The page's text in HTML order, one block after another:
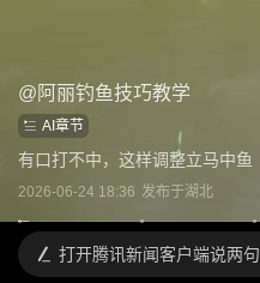
@ 阿丽钓鱼技巧教学
AI章节
有口打不中，这样调整立马中鱼
2026-06-24 18:36 发布于湖北
打开腾讯新闻客户端说两句